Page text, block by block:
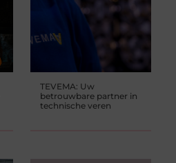
TEVEMA: Uw
betrouwbare partner in
technische veren